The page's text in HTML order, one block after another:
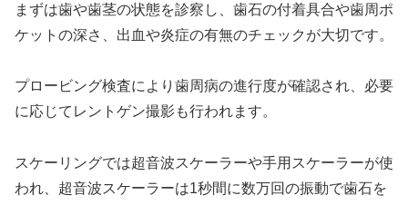
まずは歯や歯茎の状態を診察し、歯石の付着具合や歯周ポ
ケットの深さ、出血や炎症の有無のチェックが大切です。
プロービング検査により歯周病の進行度が確認され、必要
に応じてレントゲン撮影も行われます。
スケーリングでは超音波スケーラーや手用スケーラーが使
われ、超音波スケーラーは1秒間に数万回の振動で歯石を